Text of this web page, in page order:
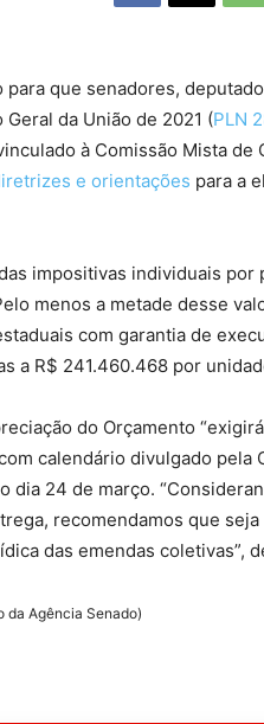
que senadores,
da União de 2021 (PLN
à Comissão Mista de
e orientações para a
impositivas individuais por
menos a metade desse
com garantia de
a R$ 241.460.468 por
do Orçamento
calendário divulgado pela
dia 24 de março.
recomendamos que
das emendas coletivas”,
da Agência Senado)